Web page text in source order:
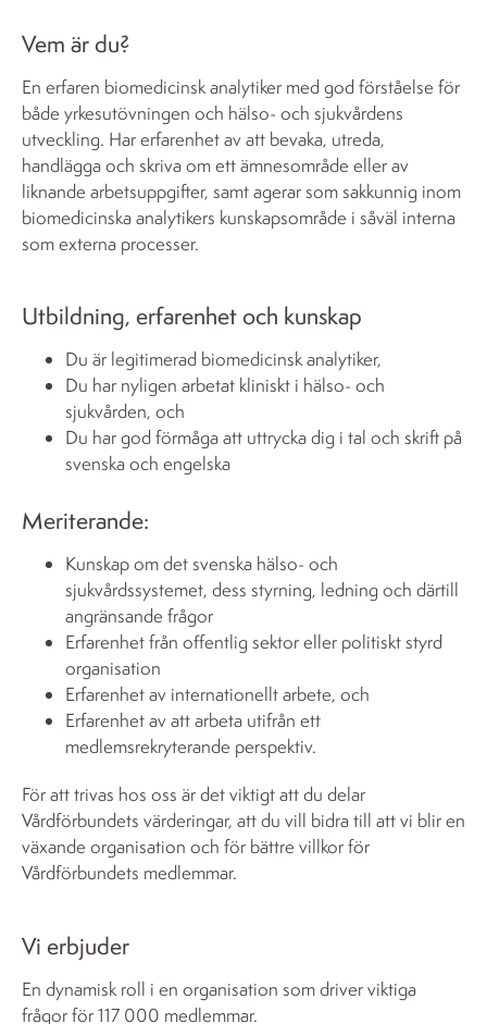
Vem är du?
En erfaren biomedicinsk analytiker med god förståelse för
både yrkesutövningen och hälso- och sjukvårdens
utveckling. Har erfarenhet av att bevaka, utreda,
handlägga och skriva om ett ämnesområde eller av
liknande arbetsuppgifter, samt agerar som sakkunnig inom
biomedicinska analytikers kunskapsområde i såväl interna
som externa processer.
Utbildning, erfarenhet och kunskap
Du är legitimerad biomedicinsk analytiker,
Du har nyligen arbetat kliniskt i hälso- och
sjukvården, och
Du har god förmåga att uttrycka dig i tal och skrift på
svenska och engelska
Meriterande:
Kunskap om det svenska hälso- och
sjukvårdssystemet, dess styrning, ledning och därtill
angränsande frågor
Erfarenhet från offentlig sektor eller politiskt styrd
organisation
Erfarenhet av internationellt arbete, och
Erfarenhet av att arbeta utifrån ett
medlemsrekryterande perspektiv.
För att trivas hos oss är det viktigt att du delar
Vårdförbundets värderingar, att du vill bidra till att vi blir en
växande organisation och för bättre villkor för
Vårdförbundets medlemmar.
Vi erbjuder
En dynamisk roll i en organisation som driver viktiga
frågor för 117 000 medlemmar.